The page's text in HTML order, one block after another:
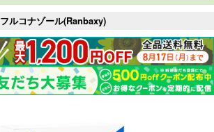
フルコナゾール(Ranbaxy)